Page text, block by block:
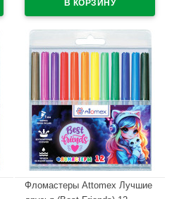
Фломастеры Attomex Лучшие